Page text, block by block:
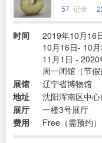
57 记录
时间
2019年10月16
10月16日- 10
11月1日 -
周一闭馆（节
展馆
辽宁省博物馆
地址
沈阳浑南区中
展厅
一楼3号展厅
费用
Free（需预约）